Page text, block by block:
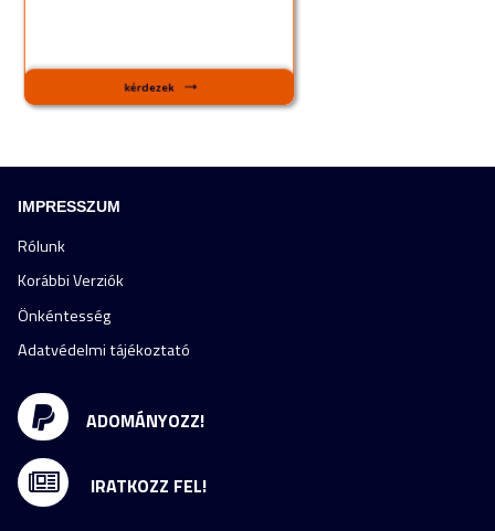
ADOMÁNYOZZ!
IRATKOZZ FEL!
IMPRESSZUM
Rólunk
Korábbi Verziók
Önkéntesség
Adatvédelmi tájékoztató